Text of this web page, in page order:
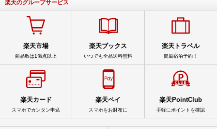
楽天のグループサービス
楽天市場
商品数は1億点以上
楽天ブックス
いつでも全品送料無料
楽天トラベル
簡単宿泊予約！
楽天カード
スマホでカンタン申込
楽天ペイ
スマホをお財布に
楽天PointClub
手軽にポイントを確認